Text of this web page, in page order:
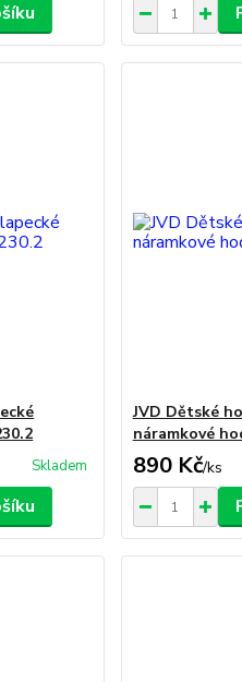
Skladem
JVD Dětské
náramkové
890 Kč/ks